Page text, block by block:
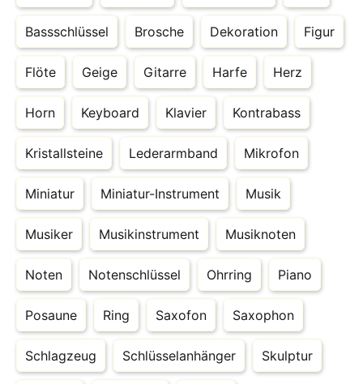
Bassschlüssel Brosche Dekoration Figur
Flöte Geige Gitarre Harfe Herz
Horn Keyboard Klavier Kontrabass
Kristallsteine Lederarmband Mikrofon
Miniatur Miniatur-Instrument Musik
Musiker Musikinstrument Musiknoten
Noten Notenschlüssel Ohrring Piano
Posaune Ring Saxofon Saxophon
Schlagzeug Schlüsselanhänger Skulptur